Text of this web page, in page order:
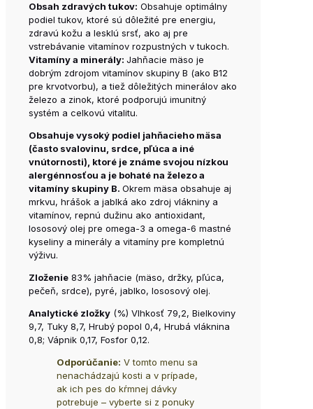
Obsah zdravých tukov: Obsahuje optimálny
podiel tukov, ktoré sú dôležité pre energiu,
zdravú kožu a lesklú srsť, ako aj pre
vstrebávanie vitamínov rozpustných v tukoch.
Vitamíny a minerály: Jahňacie mäso je
dobrým zdrojom vitamínov skupiny B (ako B12
pre krvotvorbu), a tiež dôležitých minerálov ako
železo a zinok, ktoré podporujú imunitný
systém a celkovú vitalitu.
Obsahuje vysoký podiel jahňacieho mäsa
(často svalovinu, srdce, pľúca a iné
vnútornosti), ktoré je známe svojou nízkou
alergénnosťou a je bohaté na železo a
vitamíny skupiny B. Okrem mäsa obsahuje aj
mrkvu, hrášok a jablká ako zdroj vlákniny a
vitamínov, repnú dužinu ako antioxidant,
lososový olej pre omega-3 a omega-6 mastné
kyseliny a minerály a vitamíny pre kompletnú
výživu.
Zloženie 83% jahňacie (mäso, držky, pľúca,
pečeň, srdce), pyré, jablko, lososový olej.
Analytické zložky (%) Vlhkosť 79,2, Bielkoviny
9,7, Tuky 8,7, Hrubý popol 0,4, Hrubá vláknina
0,8; Vápnik 0,17, Fosfor 0,12.
Odporúčanie: V tomto menu sa
nenachádzajú kosti a v prípade,
ak ich pes do kŕmnej dávky
potrebuje – vyberte si z ponuky